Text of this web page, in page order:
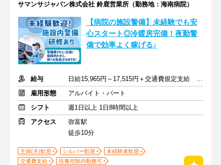
サマンサジャパン株式会社 鈴鹿営業所（勤務地：海南病院）
【病院の施設警備】未経験でも安
心スタート◎冷暖房完備！夜勤警
備で効率よく稼げる♪
給与
日給15,965円～17,515円＋交通費規定支給 賞与あり
雇用形態
アルバイト・パート
シフト
週1日以上 1日8時間以上
アクセス
弥富駅
徒歩10分
主婦(夫)歓迎 シルバー歓迎
未経験者歓迎
交通費支給
扶養控除内勤務可